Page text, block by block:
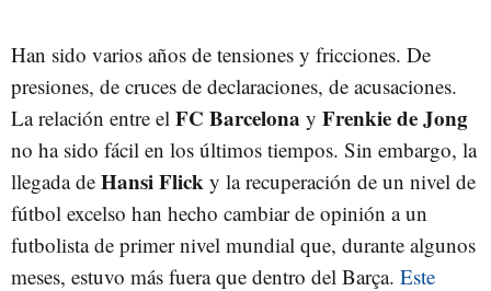
Han sido varios años de tensiones y fricciones. De
presiones, de cruces de declaraciones, de acusaciones.
La relación entre el FC Barcelona y Frenkie de Jong
no ha sido fácil en los últimos tiempos. Sin embargo, la
llegada de Hansi Flick y la recuperación de un nivel de
fútbol excelso han hecho cambiar de opinión a un
futbolista de primer nivel mundial que, durante algunos
meses, estuvo más fuera que dentro del Barça. Este